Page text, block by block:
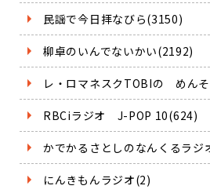
民謡で今日拝なびら(3150)
柳卓のいんでないかい(2192)
レ・ロマネスクTOBIの めん
RBCiラジオ J-POP 10(624)
かでかるさとしのなんくるラジ
にんきもんラジオ(2)